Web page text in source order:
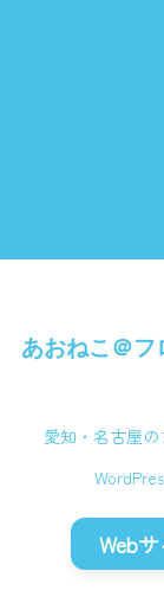
あおねこ＠
愛知・名古屋
Web